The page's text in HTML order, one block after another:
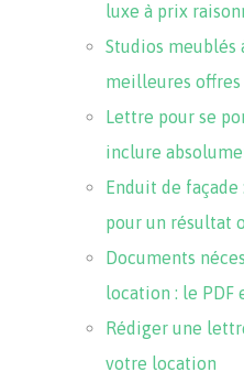
luxe à prix
Studios meublés
meilleures offres
Lettre pour se
inclure
Enduit de
pour un résultat
Documents
location : le PDF
Rédiger une
votre location